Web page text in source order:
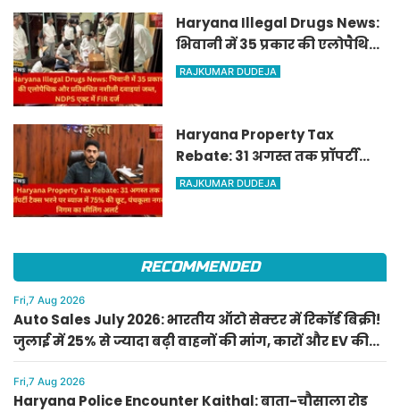
Haryana Illegal Drugs News:
भिवानी में 35 प्रकार की एलोपैथिक
और प्रतिबंधित नशीली दवाइयां
RAJKUMAR DUDEJA
Haryana Property Tax
Rebate: 31 अगस्त तक प्रॉपर्टी
टैक्स भरने पर ब्याज में 75% की
RAJKUMAR DUDEJA
RECOMMENDED
Fri,7 Aug 2026
Auto Sales July 2026: भारतीय ऑटो सेक्टर में रिकॉर्ड बिक्री!
जुलाई में 25% से ज्यादा बढ़ी वाहनों की मांग, कारों और EV की
भारी सेल
Fri,7 Aug 2026
Haryana Police Encounter Kaithal: बाता-चौसाला रोड